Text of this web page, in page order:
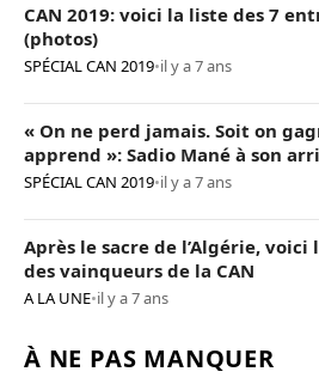
CAN 2019: voici la liste des 7
(photos)
SPÉCIAL CAN 2019•il y a 7 ans
« On ne perd jamais. Soit on
apprend »: Sadio Mané à son
SPÉCIAL CAN 2019•il y a 7 ans
Après le sacre de l’Algérie,
des vainqueurs de la CAN
A LA UNE•il y a 7 ans
À NE PAS MANQUER